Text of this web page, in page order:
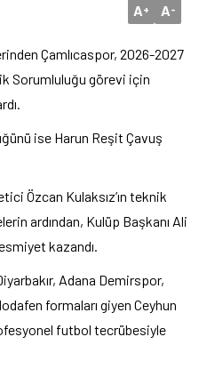
A+ A-
Çamlıcaspor, 2026-2027
Sorumluluğu görevi için
ise Harun Reşit Çavuş
Özcan Kulaksız’ın teknik
ardından, Kulüp Başkanı Ali
kazandı.
Adana Demirspor,
formaları giyen Ceyhun
futbol tecrübesiyle